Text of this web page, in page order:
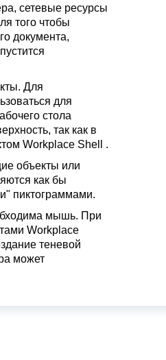
сетевые ресурсы
того чтобы
документа,
Для
для
стола
так как в
Workplace Shell .
объекты или
как бы
пиктограммами.
мышь. При
Workplace
теневой
может